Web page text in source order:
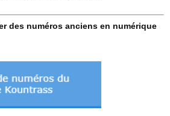
des numéros anciens en numérique